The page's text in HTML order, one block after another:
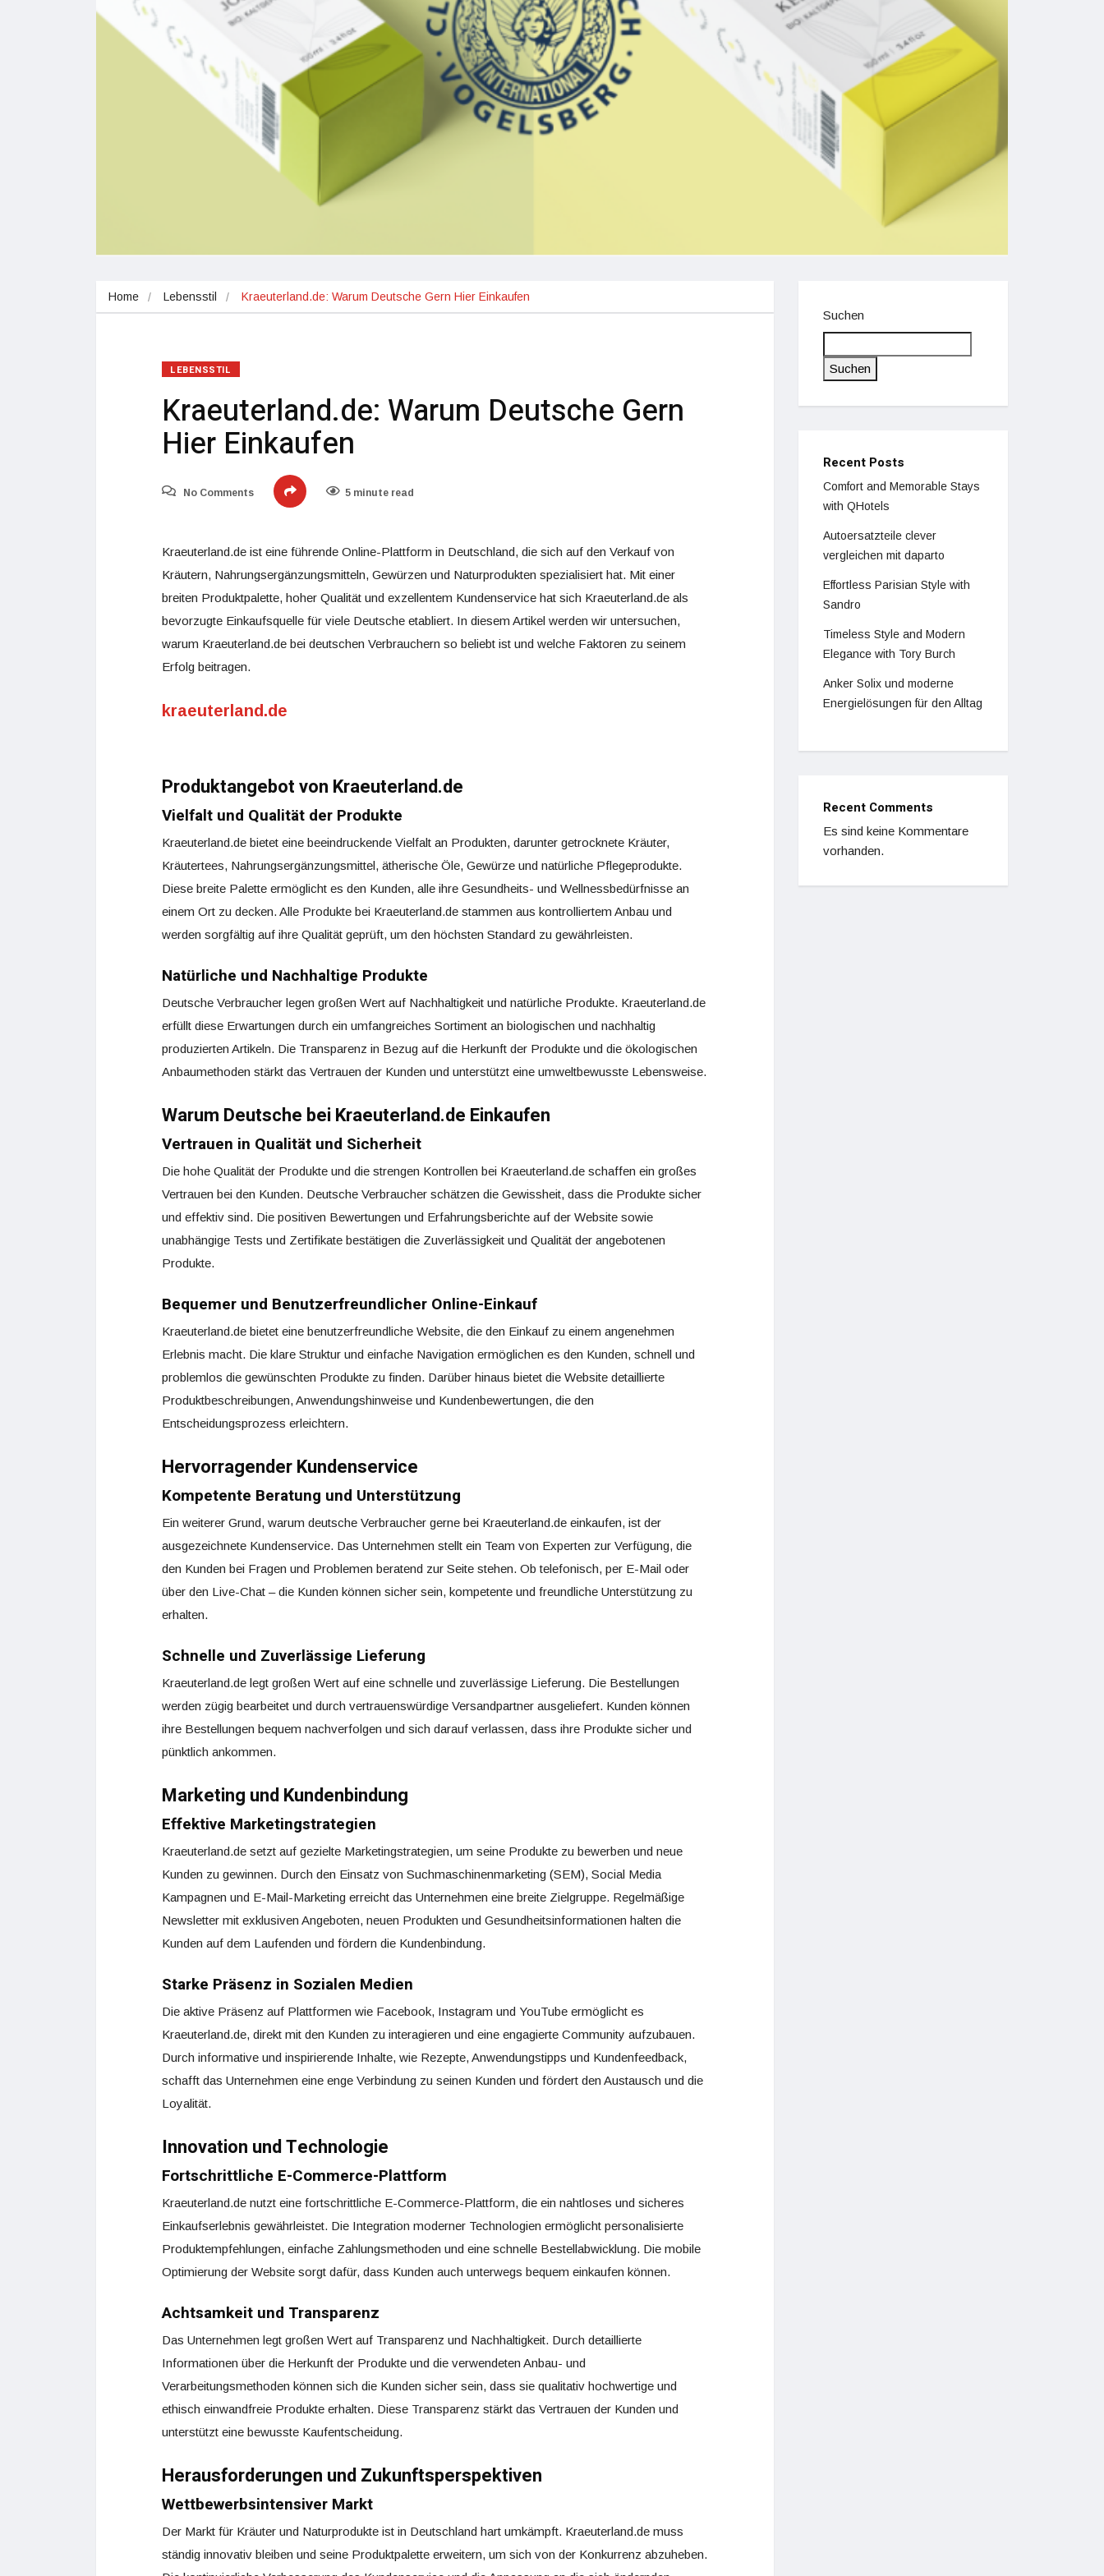
Home Lebensstil Kraeuterland.de: Warum Deutsche Gern Hier Einkaufen
LEBENSSTIL
Kraeuterland.de: Warum Deutsche Gern
Hier Einkaufen
No Comments 5 minute read
Kraeuterland.de ist eine führende Online-Plattform in Deutschland, die sich auf den Verkauf von
Kräutern, Nahrungsergänzungsmitteln, Gewürzen und Naturprodukten spezialisiert hat. Mit einer
breiten Produktpalette, hoher Qualität und exzellentem Kundenservice hat sich Kraeuterland.de als
bevorzugte Einkaufsquelle für viele Deutsche etabliert. In diesem Artikel werden wir untersuchen,
warum Kraeuterland.de bei deutschen Verbrauchern so beliebt ist und welche Faktoren zu seinem
Erfolg beitragen.
kraeuterland.de
Produktangebot von Kraeuterland.de
Vielfalt und Qualität der Produkte
Kraeuterland.de bietet eine beeindruckende Vielfalt an Produkten, darunter getrocknete Kräuter,
Kräutertees, Nahrungsergänzungsmittel, ätherische Öle, Gewürze und natürliche Pflegeprodukte.
Diese breite Palette ermöglicht es den Kunden, alle ihre Gesundheits- und Wellnessbedürfnisse an
einem Ort zu decken. Alle Produkte bei Kraeuterland.de stammen aus kontrolliertem Anbau und
werden sorgfältig auf ihre Qualität geprüft, um den höchsten Standard zu gewährleisten.
Natürliche und Nachhaltige Produkte
Deutsche Verbraucher legen großen Wert auf Nachhaltigkeit und natürliche Produkte. Kraeuterland.de
erfüllt diese Erwartungen durch ein umfangreiches Sortiment an biologischen und nachhaltig
produzierten Artikeln. Die Transparenz in Bezug auf die Herkunft der Produkte und die ökologischen
Anbaumethoden stärkt das Vertrauen der Kunden und unterstützt eine umweltbewusste Lebensweise.
Warum Deutsche bei Kraeuterland.de Einkaufen
Vertrauen in Qualität und Sicherheit
Die hohe Qualität der Produkte und die strengen Kontrollen bei Kraeuterland.de schaffen ein großes
Vertrauen bei den Kunden. Deutsche Verbraucher schätzen die Gewissheit, dass die Produkte sicher
und effektiv sind. Die positiven Bewertungen und Erfahrungsberichte auf der Website sowie
unabhängige Tests und Zertifikate bestätigen die Zuverlässigkeit und Qualität der angebotenen
Produkte.
Bequemer und Benutzerfreundlicher Online-Einkauf
Kraeuterland.de bietet eine benutzerfreundliche Website, die den Einkauf zu einem angenehmen
Erlebnis macht. Die klare Struktur und einfache Navigation ermöglichen es den Kunden, schnell und
problemlos die gewünschten Produkte zu finden. Darüber hinaus bietet die Website detaillierte
Produktbeschreibungen, Anwendungshinweise und Kundenbewertungen, die den
Entscheidungsprozess erleichtern.
Hervorragender Kundenservice
Kompetente Beratung und Unterstützung
Ein weiterer Grund, warum deutsche Verbraucher gerne bei Kraeuterland.de einkaufen, ist der
ausgezeichnete Kundenservice. Das Unternehmen stellt ein Team von Experten zur Verfügung, die
den Kunden bei Fragen und Problemen beratend zur Seite stehen. Ob telefonisch, per E-Mail oder
über den Live-Chat – die Kunden können sicher sein, kompetente und freundliche Unterstützung zu
erhalten.
Schnelle und Zuverlässige Lieferung
Kraeuterland.de legt großen Wert auf eine schnelle und zuverlässige Lieferung. Die Bestellungen
werden zügig bearbeitet und durch vertrauenswürdige Versandpartner ausgeliefert. Kunden können
ihre Bestellungen bequem nachverfolgen und sich darauf verlassen, dass ihre Produkte sicher und
pünktlich ankommen.
Marketing und Kundenbindung
Effektive Marketingstrategien
Kraeuterland.de setzt auf gezielte Marketingstrategien, um seine Produkte zu bewerben und neue
Kunden zu gewinnen. Durch den Einsatz von Suchmaschinenmarketing (SEM), Social Media
Kampagnen und E-Mail-Marketing erreicht das Unternehmen eine breite Zielgruppe. Regelmäßige
Newsletter mit exklusiven Angeboten, neuen Produkten und Gesundheitsinformationen halten die
Kunden auf dem Laufenden und fördern die Kundenbindung.
Starke Präsenz in Sozialen Medien
Die aktive Präsenz auf Plattformen wie Facebook, Instagram und YouTube ermöglicht es
Kraeuterland.de, direkt mit den Kunden zu interagieren und eine engagierte Community aufzubauen.
Durch informative und inspirierende Inhalte, wie Rezepte, Anwendungstipps und Kundenfeedback,
schafft das Unternehmen eine enge Verbindung zu seinen Kunden und fördert den Austausch und die
Loyalität.
Innovation und Technologie
Fortschrittliche E-Commerce-Plattform
Kraeuterland.de nutzt eine fortschrittliche E-Commerce-Plattform, die ein nahtloses und sicheres
Einkaufserlebnis gewährleistet. Die Integration moderner Technologien ermöglicht personalisierte
Produktempfehlungen, einfache Zahlungsmethoden und eine schnelle Bestellabwicklung. Die mobile
Optimierung der Website sorgt dafür, dass Kunden auch unterwegs bequem einkaufen können.
Achtsamkeit und Transparenz
Das Unternehmen legt großen Wert auf Transparenz und Nachhaltigkeit. Durch detaillierte
Informationen über die Herkunft der Produkte und die verwendeten Anbau- und
Verarbeitungsmethoden können sich die Kunden sicher sein, dass sie qualitativ hochwertige und
ethisch einwandfreie Produkte erhalten. Diese Transparenz stärkt das Vertrauen der Kunden und
unterstützt eine bewusste Kaufentscheidung.
Herausforderungen und Zukunftsperspektiven
Wettbewerbsintensiver Markt
Der Markt für Kräuter und Naturprodukte ist in Deutschland hart umkämpft. Kraeuterland.de muss
ständig innovativ bleiben und seine Produktpalette erweitern, um sich von der Konkurrenz abzuheben.
Suchen
Suchen
Recent Posts
Comfort and Memorable Stays
with QHotels
Autoersatzteile clever
vergleichen mit daparto
Effortless Parisian Style with
Sandro
Timeless Style and Modern
Elegance with Tory Burch
Anker Solix und moderne
Energielösungen für den Alltag
Recent Comments
Es sind keine Kommentare
vorhanden.